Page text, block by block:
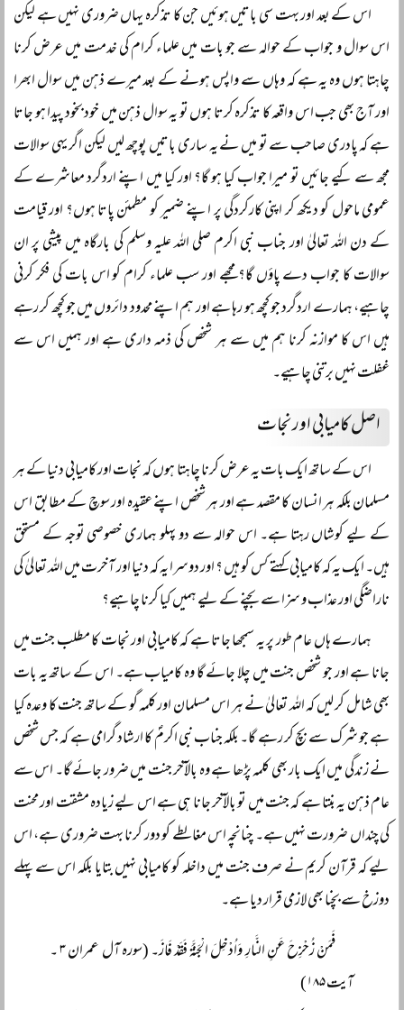
اس کے بعد اور بہت سی باتیں ہوئیں جن کا تذکرہ یہاں ضروری نہیں ہے لیکن
اس سوال و جواب کے حوالہ سے جو بات میں علماء کرام کی خدمت میں عرض کرنا
چاہتا ہوں وہ یہ ہے کہ وہاں سے واپس ہونے کے بعد میرے ذہن میں سوال ابھرا
اور آج بھی جب اس واقعہ کا تذکرہ کرتا ہوں تو یہ سوال ذہن میں خود بخود پیدا ہو جاتا
ہے کہ پادری صاحب سے تو میں نے یہ ساری باتیں پوچھ لیں لیکن اگر یہی سوالات
مجھ سے کیے جائیں تو میرا جواب کیا ہو گا؟ اور کیا میں اپنے اردگرد معاشرے کے
عمومی ماحول کو دیکھ کر اپنی کارکردگی پر اپنے ضمیر کو مطمئن پاتا ہوں؟ اور قیامت
کے دن اللہ تعالیٰ اور جناب نبی اکرم صلی اللہ علیہ وسلم کی بارگاہ میں پیشی پر ان
سوالات کا جواب دے پاؤں گا؟ مجھے اور سب علماء کرام کو اس بات کی فکر کرنی
چاہیے، ہمارے اردگرد جو کچھ ہو رہا ہے اور ہم اپنے محدود دائروں میں جو کچھ کر رہے
ہیں اس کا موازنہ کرنا ہم میں سے ہر شخص کی ذمہ داری ہے اور ہمیں اس سے
غفلت نہیں برتنی چاہیے۔
اصل کامیابی اور نجات
اس کے ساتھ ایک بات یہ عرض کرنا چاہتا ہوں کہ نجات اور کامیابی دنیا کے ہر
مسلمان بلکہ ہر انسان کا مقصد ہے اور ہر شخص اپنے عقیدہ اور سوچ کے مطابق اس
کے لیے کوشاں رہتا ہے۔ اس حوالہ سے دو پہلو ہماری خصوصی توجہ کے مستحق
ہیں۔ ایک یہ کہ کامیابی کہتے کس کو ہیں ؟ اور دوسرا یہ کہ دنیا اور آخرت میں اللہ تعالیٰ کی
ناراضگی اور عذاب و سزا سے بچنے کے لیے ہمیں کیا کرنا چاہیے؟
ہمارے ہاں عام طور پر یہ سمجھا جاتا ہے کہ کامیابی اور نجات کا مطلب جنت میں
جانا ہے اور جو شخص جنت میں چلا جائے گا وہ کامیاب ہے۔ اس کے ساتھ یہ بات
بھی شامل کر لیں کہ اللہ تعالیٰ نے ہر اس مسلمان اور کلمہ گو کے ساتھ جنت کا وعدہ کیا
ہے جو شرک سے بچ کر رہے گا۔ بلکہ جناب نبی اکرمؐ کا ارشاد گرامی ہے کہ جس شخص
نے زندگی میں ایک بار بھی کلمہ پڑھا ہے وہ بالآخر جنت میں ضرور جائے گا۔ اس سے
عام ذہن یہ بنتا ہے کہ جنت میں تو بالآخر جانا ہی ہے اس لیے زیادہ مشقت اور محنت
کی چنداں ضرورت نہیں ہے۔ چنانچہ اس مغالطے کو دور کرنا بہت ضروری ہے، اس
لیے کہ قرآن کریم نے صرف جنت میں داخلہ کو کامیابی نہیں بتایا بلکہ اس سے پہلے
دوزخ سے بچنا بھی لازمی قرار دیا ہے۔
فَمَنْ زُحْزِحَ عَنِ النَّارِ وَاُدْخِلَ الْجَنَّةَ فَقَدْ فَازَ۔
(سورہ آل عمران ۳ ۔
آیت ۱۸۵)